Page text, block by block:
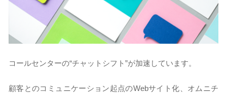
コールセンターの“チャットシフト”が加速しています。
顧客とのコミュニケーション起点のWebサイト化、オムニチ